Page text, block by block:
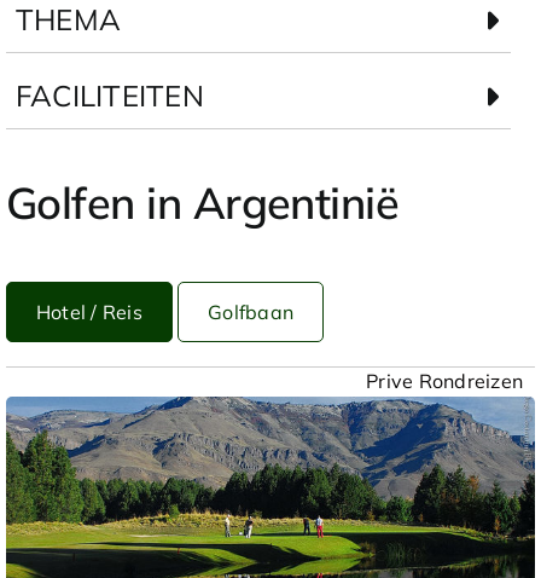
THEMA
FACILITEITEN
Golfen in Argentinië
Hotel / Reis Golfbaan
Prive Rondreizen